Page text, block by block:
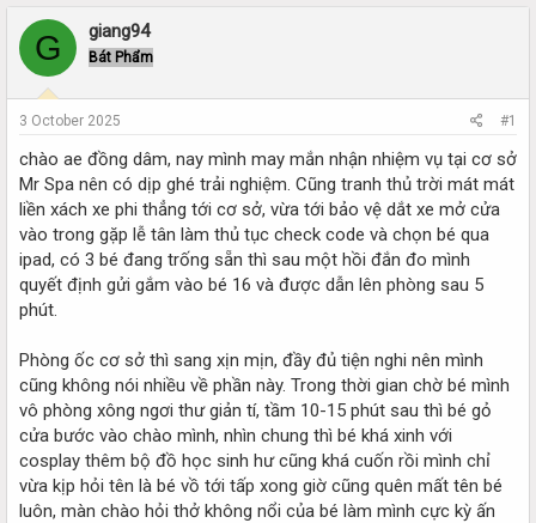
e
d
a
r
t
e
r
r
t
d
e
G giang94
Bát Phẩm
3 October 2025 #1
chào ae đồng dâm, nay mình may mắn nhận nhiệm vụ tại cơ sở
Mr Spa nên có dịp ghé trải nghiệm. Cũng tranh thủ trời mát mát
liền xách xe phi thẳng tới cơ sở, vừa tới bảo vệ dắt xe mở cửa
vào trong gặp lễ tân làm thủ tục check code và chọn bé qua
ipad, có 3 bé đang trống sẵn thì sau một hồi đắn đo mình
quyết định gửi gắm vào bé 16 và được dẫn lên phòng sau 5
phút.
Phòng ốc cơ sở thì sang xịn mịn, đầy đủ tiện nghi nên mình
cũng không nói nhiều về phần này. Trong thời gian chờ bé mình
vô phòng xông ngơi thư giản tí, tầm 10-15 phút sau thì bé gỏ
cửa bước vào chào mình, nhìn chung thì bé khá xinh với
cosplay thêm bộ đồ học sinh hư cũng khá cuốn rồi mình chỉ
vừa kịp hỏi tên là bé vồ tới tấp xong giờ cũng quên mất tên bé
luôn, màn chào hỏi thở không nổi của bé làm mình cực kỳ ấn